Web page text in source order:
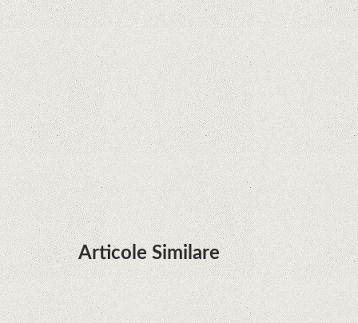
Zvon: aplicațiile Google nu se mai pot instala pe
terminalele Huawei cu procesoare Kirin
Huawei P50 primeşte o posibilă dată de lansare
şi e mai curând decât credeam; Are cameră
telephoto cu zoom optic variabil
Articole Similare